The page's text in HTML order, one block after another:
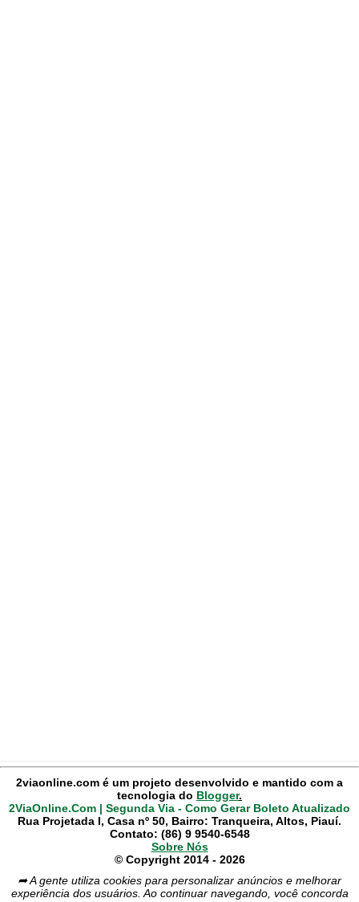
2viaonline.com é um projeto desenvolvido e mantido com a
tecnologia do Blogger.
2ViaOnline.Com | Segunda Via - Como Gerar Boleto Atualizado
Rua Projetada I, Casa nº 50, Bairro: Tranqueira, Altos, Piauí.
Contato: (86) 9 9540-6548
Sobre Nós
© Copyright 2014 - 2026
➦ A gente utiliza cookies para personalizar anúncios e melhorar
experiência dos usuários. Ao continuar navegando, você concorda